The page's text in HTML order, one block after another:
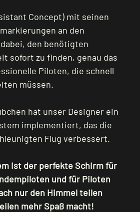
Concept) mit seinen
an den
den benötigten
sofort zu finden, genau das
Piloten, die schnell
müssen.
hat unser Designer ein
implementiert, das die
Flug verbessert.
ist der perfekte Schirm für
und für Piloten
nur den Himmel teilen
mehr Spaß macht!